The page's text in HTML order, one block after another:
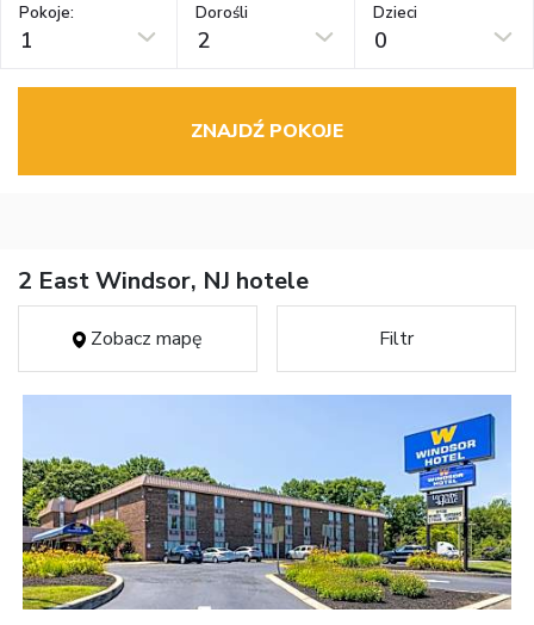
Pokoje:
1
Dorośli
2
Dzieci
0
ZNAJDŹ POKOJE
2 East Windsor, NJ hotele
Zobacz mapę Filtr